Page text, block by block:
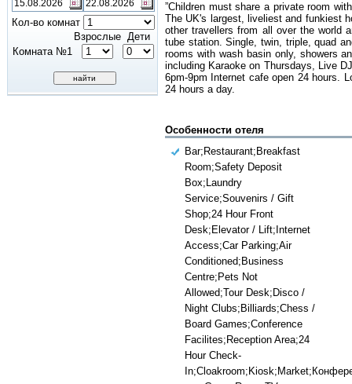
Кол-во комнат
Взрослые Дети
Комната №1
”Children must share a private room
The UK's largest, liveliest and funkiest
other travellers from all over the world
tube station. Single, twin, triple, quad
rooms with wash basin only, showers
including Karaoke on Thursdays, Live
6pm-9pm Internet cafe open 24 hours.
24 hours a day.
Особенности отеля
Bar;Restaurant;Breakfast
Room;Safety Deposit
Box;Laundry
Service;Souvenirs / Gift
Shop;24 Hour Front
Desk;Elevator / Lift;Internet
Access;Car Parking;Air
Conditioned;Business
Centre;Pets Not
Allowed;Tour Desk;Disco /
Night Clubs;Billiards;Chess /
Board Games;Conference
Facilites;Reception Area;24
Hour Check-